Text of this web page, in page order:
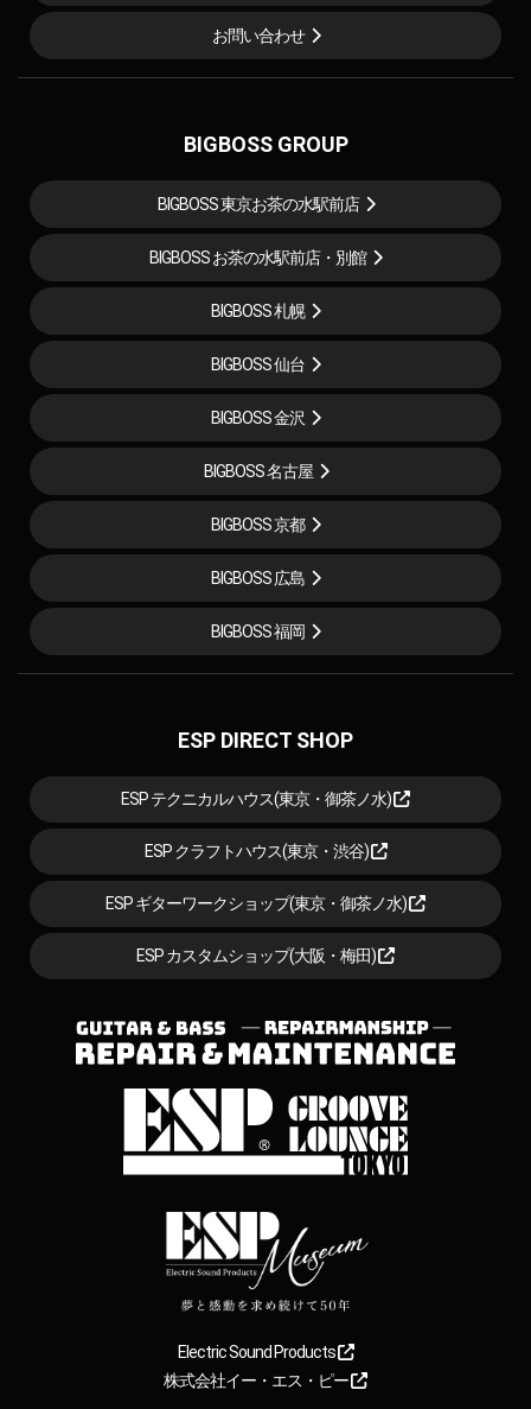
お問い合わせ
BIGBOSS GROUP
BIGBOSS 東京お茶の水駅前店
BIGBOSS お茶の水駅前店・別館
BIGBOSS 札幌
BIGBOSS 仙台
BIGBOSS 金沢
BIGBOSS 名古屋
BIGBOSS 京都
BIGBOSS 広島
BIGBOSS 福岡
ESP DIRECT SHOP
ESP テクニカルハウス(東京・御茶ノ水)
ESP クラフトハウス(東京・渋谷)
ESP ギターワークショップ(東京・御茶ノ水)
ESP カスタムショップ(大阪・梅田)
Electric Sound Products
株式会社イー・エス・ピー